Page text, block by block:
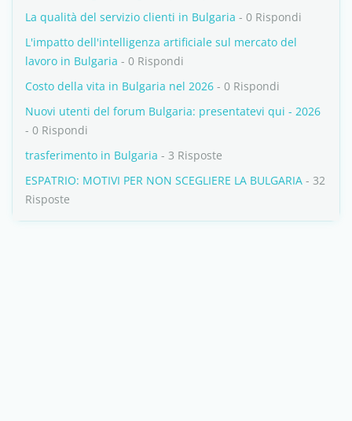
La qualità del servizio clienti in Bulgaria - 0 Rispondi
L'impatto dell'intelligenza artificiale sul mercato del
lavoro in Bulgaria - 0 Rispondi
Costo della vita in Bulgaria nel 2026 - 0 Rispondi
Nuovi utenti del forum Bulgaria: presentatevi qui - 2026
- 0 Rispondi
trasferimento in Bulgaria - 3 Risposte
ESPATRIO: MOTIVI PER NON SCEGLIERE LA BULGARIA - 32
Risposte